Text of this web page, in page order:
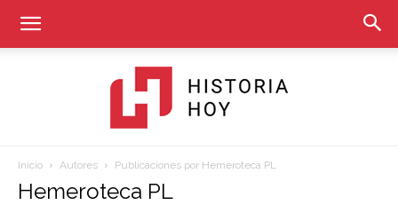
Historia
Inicio Autores Publicaciones por Hemeroteca PL
Hemeroteca PL